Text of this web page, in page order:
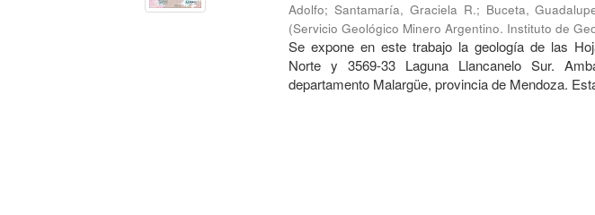
Adolfo;Santamaría, Graciela R.; Buceta,
(Servicio Geológico Minero Argentino. Instituto de
Se expone en este trabajo la geología de las
Norte y 3569-33 Laguna Llancanelo Sur.
departamento Malargüe, provincia de Mendoza.